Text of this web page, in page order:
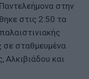
στην
στις 2:50 τα
σταθμευμένα
Αλκιβιάδου και